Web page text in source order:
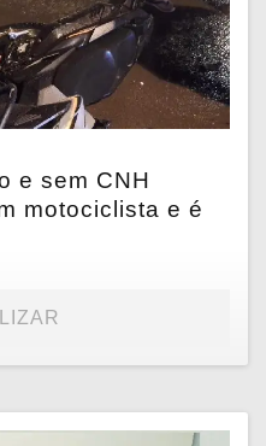
e sem CNH
motociclista e é